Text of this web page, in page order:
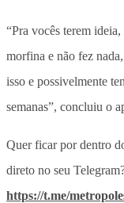
“Pra vocês terem
morfina e não fez
isso e possivelmente
semanas”, concluiu o
Quer ficar por dentro
direto no seu
https://t.me/